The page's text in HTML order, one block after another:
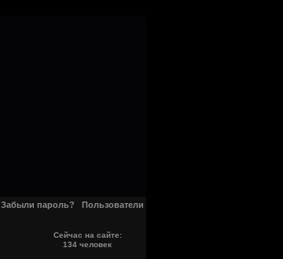
Забыли пароль? Пользователи
Сейчас на сайте:
134 человек